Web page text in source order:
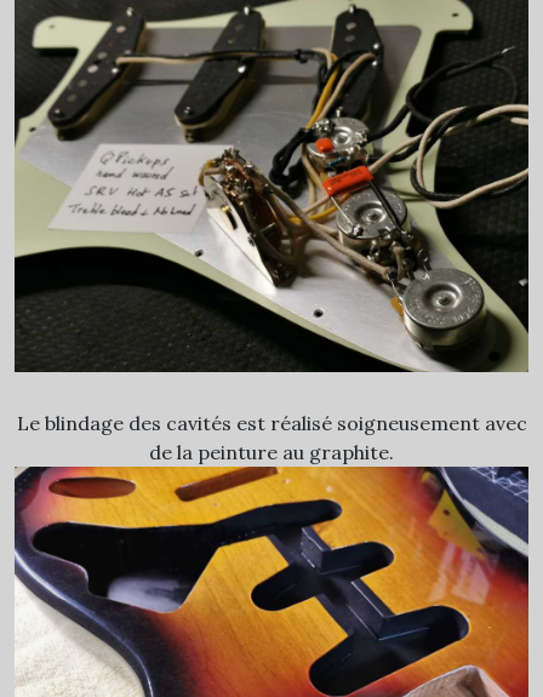
Le blindage des cavités est réalisé soigneusement avec
de la peinture au graphite.